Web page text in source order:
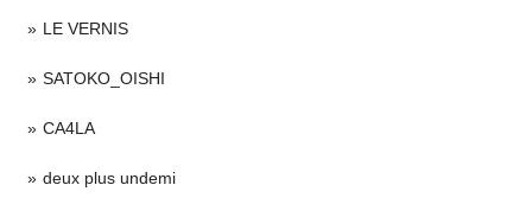
LE VERNIS
SATOKO_OISHI
CA4LA
deux plus undemi